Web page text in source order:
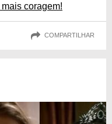
coragem!
COMPARTILHAR